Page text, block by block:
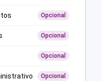
Opcional
Opcional
Opcional
Opcional